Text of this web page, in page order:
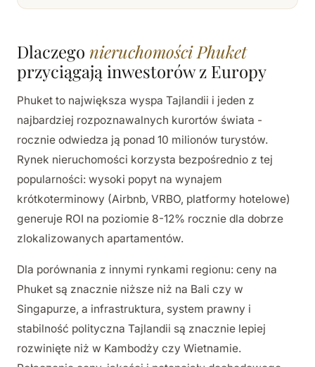
Dlaczego nieruchomości Phuket
przyciągają inwestorów z Europy
Phuket to największa wyspa Tajlandii i jeden z
najbardziej rozpoznawalnych kurortów świata -
rocznie odwiedza ją ponad 10 milionów turystów.
Rynek nieruchomości korzysta bezpośrednio z tej
popularności: wysoki popyt na wynajem
krótkoterminowy (Airbnb, VRBO, platformy hotelowe)
generuje ROI na poziomie 8-12% rocznie dla dobrze
zlokalizowanych apartamentów.
Dla porównania z innymi rynkami regionu: ceny na
Phuket są znacznie niższe niż na Bali czy w
Singapurze, a infrastruktura, system prawny i
stabilność polityczna Tajlandii są znacznie lepiej
rozwinięte niż w Kambodży czy Wietnamie.